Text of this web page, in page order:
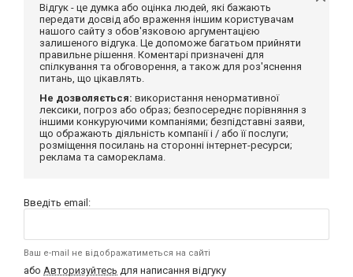
Відгук - це думка або оцінка людей, які бажають
передати досвід або враження іншим користувачам
нашого сайту з обов'язковою аргументацією
залишеного відгука. Це допоможе багатьом прийняти
правильне рішення. Коментарі призначені для
спілкування та обговорення, а також для роз'яснення
питань, що цікавлять.
Не дозволяється: використання ненормативної
лексики, погроз або образ; безпосереднє порівняння з
іншими конкуруючими компаніями; безпідставні заяви,
що ображають діяльність компанії і / або її послуги;
розміщення посилань на сторонні інтернет-ресурси;
реклама та самореклама.
Введіть email:
Ваш e-mail не відображатиметься на сайті
або Авторизуйтесь для написання відгуку